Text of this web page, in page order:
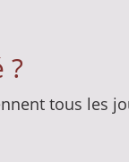
tous les